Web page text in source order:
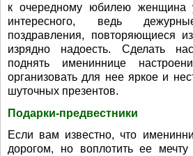
к очередному юбилею женщина
интересного, ведь
поздравления, повторяющиеся
изрядно надоесть. Сделать
поднять имениннице
организовать для нее яркое и
шуточных презентов.
Подарки-предвестники
Если вам известно, что
дорогом, но воплотить ее